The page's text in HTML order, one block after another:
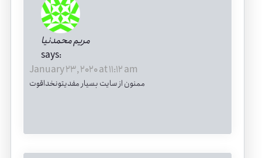
مریم محمدنیا
says:
January 23, 2020 at 11:12 am
ممنون از سایت بسیار مفدیتونخداقوت